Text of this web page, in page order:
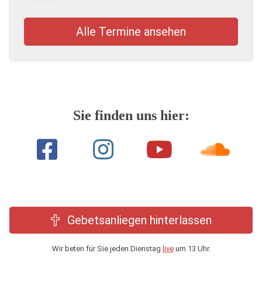
Alle Termine ansehen
Sie finden uns hier:
Gebetsanliegen hinterlassen
Wir beten für Sie jeden Dienstag liveum 13 Uhr.